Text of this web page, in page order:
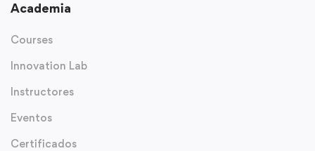
Academia
Courses
Innovation Lab
Instructores
Eventos
Certificados